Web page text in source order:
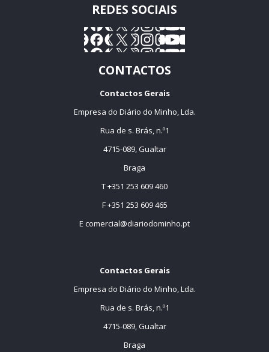
REDES SOCIAIS
CONTACTOS
Contactos Gerais
Empresa do Diário do Minho, Lda.
Rua de s. Brás, n.º1
4715-089, Gualtar
Braga
T +351 253 609 460
F +351 253 609 465
E comercial@diariodominho.pt
Contactos Gerais
Empresa do Diário do Minho, Lda.
Rua de s. Brás, n.º1
4715-089, Gualtar
Braga